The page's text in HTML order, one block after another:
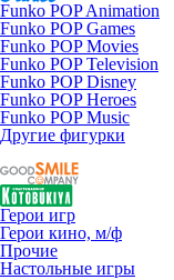
Funko POP Animation
Funko POP Games
Funko POP Movies
Funko POP Television
Funko POP Disney
Funko POP Heroes
Funko POP Music
Другие фигурки
Герои игр
Герои кино, м/ф
Прочие
Настольные игры